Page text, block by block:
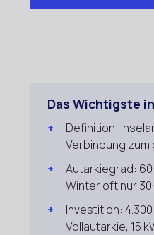
Das Wichtigste
Definition:
Verbindung
Autarkiegrad:
Winter oft nur
Investition:
Vollautarkie, 15